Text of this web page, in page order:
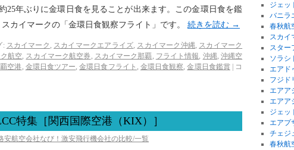
25年ぶりに金環日食を見ることが出来ます。この金環日食を鑑
カイマークの「金環日食観察フライト」です。 続きを読む →
: スカイマーク , スカイマークエアライズ, スカイマーク沖縄, スカイマーク
航空, スカイマーク航空券 , スカイマーク那覇 , フライト情報, 沖縄, 沖縄空
空港, 金環日食ツアー,金環日食フライト , 金環日食観察,金環日食鑑賞
コ
特集［関西国際空港（KIX）］
安航空会社なび！激安飛行機会社の比較/一覧
ジェッ
バニラ
春秋航
スカイ
スター
ソラシ
エアド
フジド
エアア
エアア
ジェッ
エアプ
チェジ
春秋航